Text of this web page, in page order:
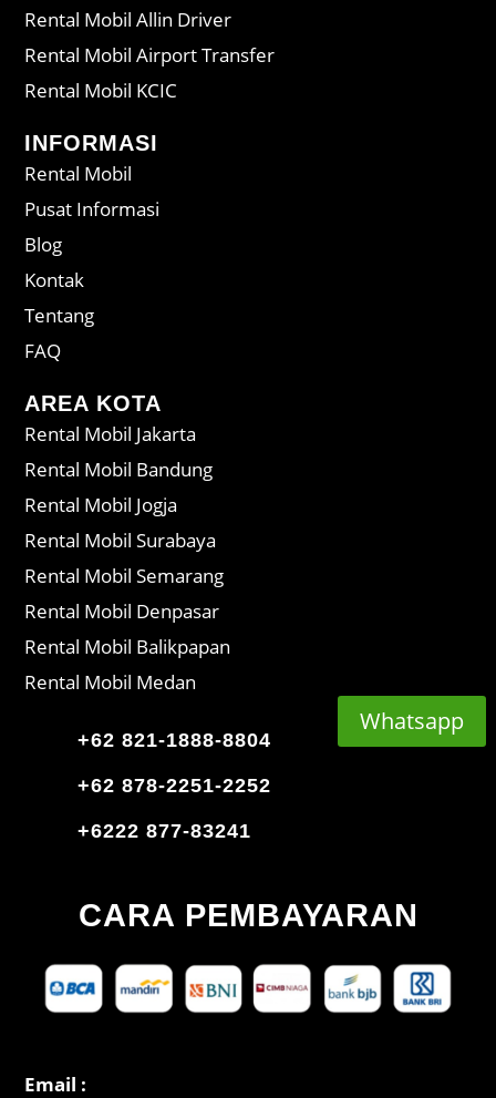
Rental Mobil Allin Driver
Rental Mobil Airport Transfer
Rental Mobil KCIC
INFORMASI
Rental Mobil
Pusat Informasi
Blog
Kontak
Tentang
FAQ
AREA KOTA
Rental Mobil Jakarta
Rental Mobil Bandung
Rental Mobil Jogja
Rental Mobil Surabaya
Rental Mobil Semarang
Rental Mobil Denpasar
Rental Mobil Balikpapan
Rental Mobil Medan
+62 821-1888-8804
+62 878-2251-2252
+6222 877-83241
CARA PEMBAYARAN
Email :
Whatsapp